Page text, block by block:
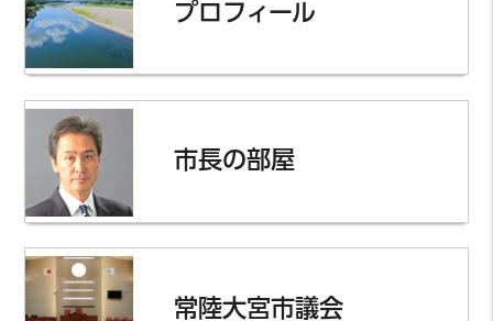
プロフィール
市長の部屋
常陸大宮市議会